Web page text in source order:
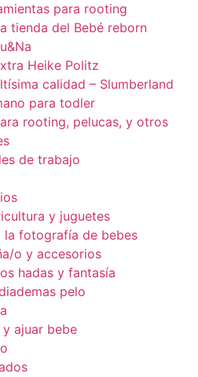
para rooting
tienda del Bebé reborn
Heike Politz
calidad – Slumberland
para todler
rooting, pelucas, y otros
de trabajo
y juguetes
la fotografía de bebes
o y accesorios
hadas y fantasía
pelo
ajuar bebe